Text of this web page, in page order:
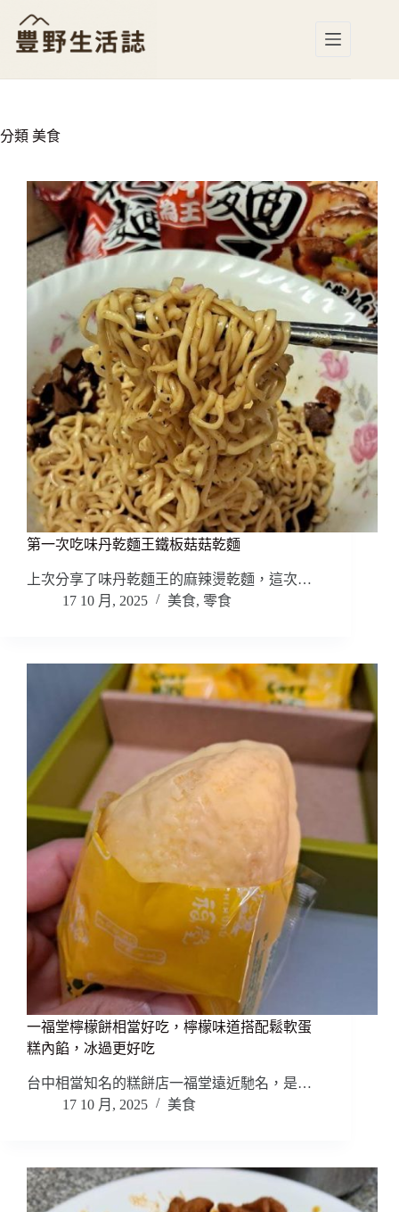
分類 美食
第一次吃味丹乾麵王鐵板菇菇乾麵
上次分享了味丹乾麵王的麻辣燙乾麵，這次…
17 10 月, 2025
美食, 零食
一福堂檸檬餅相當好吃，檸檬味道搭配鬆軟蛋
糕內餡，冰過更好吃
台中相當知名的糕餅店一福堂遠近馳名，是…
17 10 月, 2025
美食